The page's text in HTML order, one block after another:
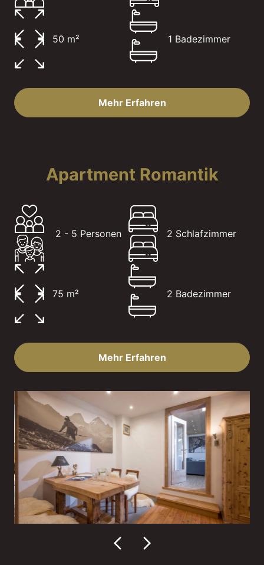
50 m² 1 Badezimmer
Mehr Erfahren
Apartment Romantik
2 - 5 Personen 2 Schlafzimmer
75 m² 2 Badezimmer
Mehr Erfahren